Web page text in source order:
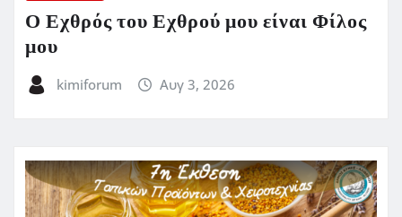
Ο Εχθρός του Εχθρού μου είναι Φίλος
μου
kimiforum Αυγ 3, 2026